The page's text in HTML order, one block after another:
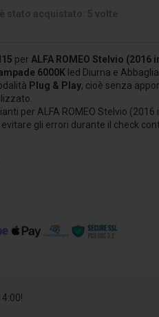
per ALFA ROMEO Stelvio (2016
6000K led Diurna e
Plug & Play, cioè senza
per ALFA ROMEO Stelvio (2016
evitare gli errori durante il check